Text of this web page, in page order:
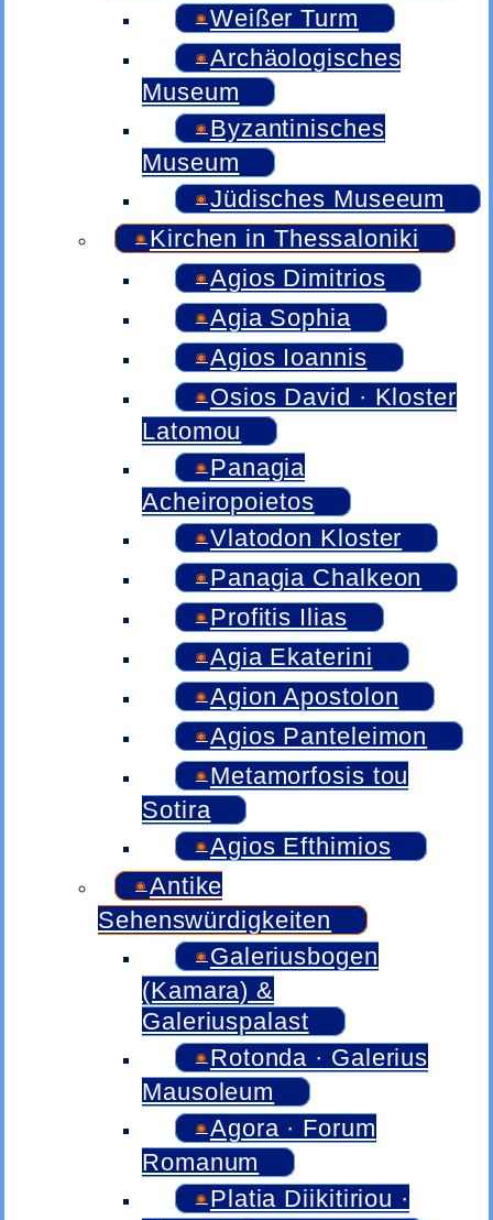
Weißer Turm
Archäologisches
Museum
Byzantinisches
Museum
Jüdisches Museeum
Kirchen in Thessaloniki
Agios Dimitrios
Agia Sophia
Agios Ioannis
Osios David · Kloster
Latomou
Panagia
Acheiropoietos
Vlatodon Kloster
Panagia Chalkeon
Profitis Ilias
Agia Ekaterini
Agion Apostolon
Agios Panteleimon
Metamorfosis tou
Sotira
Agios Efthimios
Antike
Sehenswürdigkeiten
Galeriusbogen
(Kamara) &
Galeriuspalast
Rotonda · Galerius
Mausoleum
Agora · Forum
Romanum
Platia Diikitiriou ·